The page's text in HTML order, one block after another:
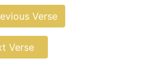
Verse
Verse